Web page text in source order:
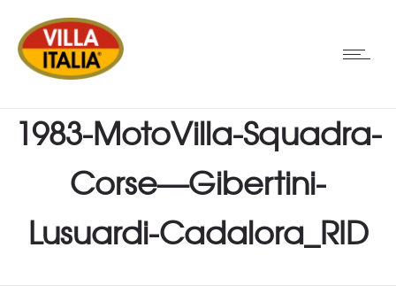
1983-MotoVilla-Squadra-
Corse—Gibertini-
Lusuardi-Cadalora_RID